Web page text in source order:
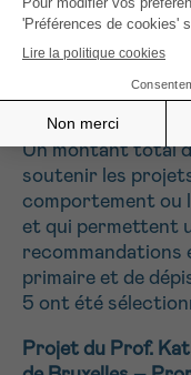
prostate réalisé
Grants
Opérationnels
Un montant total
soutenir les
comportement ou
et qui permettent
recommandations
primaire et de
5 ont été
Projet du Prof.